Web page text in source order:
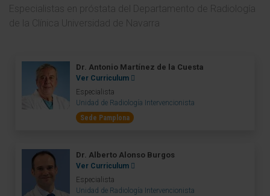
Especialistas en próstata del Departamento de Radiología
de la Clínica Universidad de Navarra
Dr. Antonio Martínez de la Cuesta
Ver Curriculum
Especialista
Unidad de Radiología Intervencionista
Sede Pamplona
Dr. Alberto Alonso Burgos
Ver Curriculum
Especialista
Unidad de Radiología Intervencionista